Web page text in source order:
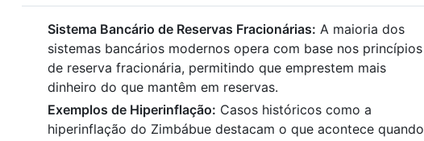
Sistema Bancário de Reservas Fracionárias: A maioria dos
sistemas bancários modernos opera com base nos princípios
de reserva fracionária, permitindo que emprestem mais
dinheiro do que mantêm em reservas.
Exemplos de Hiperinflação: Casos históricos como a
hiperinflação do Zimbábue destacam o que acontece quando